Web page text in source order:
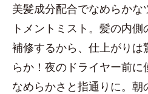
美髪成分配合でなめらか
トメントミスト。髪の内
補修するから、仕上がりは
らか！夜のドライヤー前
なめらかさと指通りに。